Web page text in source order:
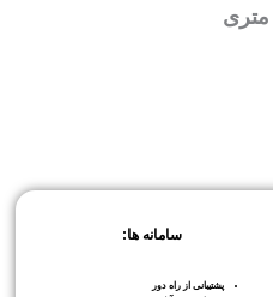
سامانه ها:
پشتیبانی از راه دور